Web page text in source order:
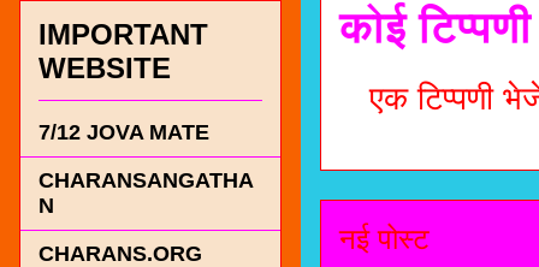
कोई
एक टिप्पणी
नई पोस्ट
IMPORTANT
WEBSITE
7/12 JOVA MATE
CHARANSANGATHA
N
CHARANS.ORG